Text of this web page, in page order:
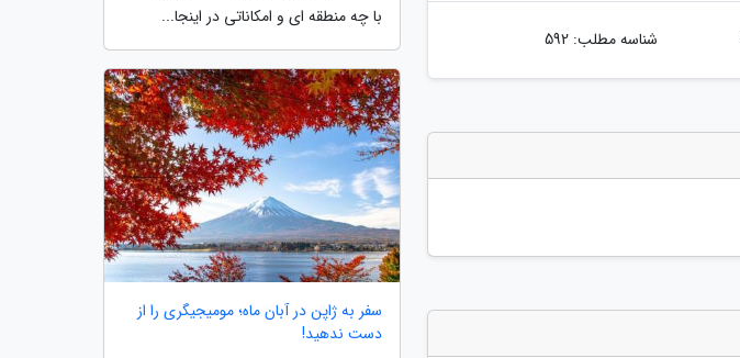
شناسه مطلب: 592
با چه منطقه ای و امکاناتی در اینجا...
سفر به ژاپن در آبان ماه؛ مومیجیگری را از
دست ندهید!